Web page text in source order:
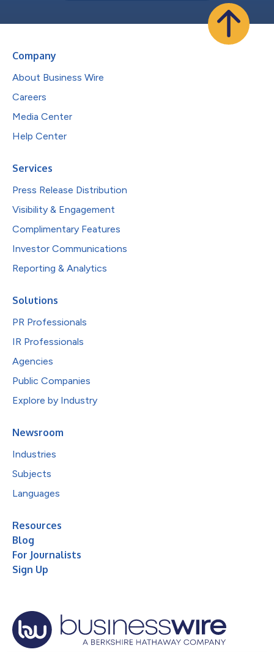
Company
About Business Wire
Careers
Media Center
Help Center
Services
Press Release Distribution
Visibility & Engagement
Complimentary Features
Investor Communications
Reporting & Analytics
Solutions
PR Professionals
IR Professionals
Agencies
Public Companies
Explore by Industry
Newsroom
Industries
Subjects
Languages
Resources
Blog
For Journalists
Sign Up